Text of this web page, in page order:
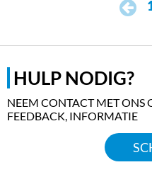
HULP NODIG?
NEEM CONTACT MET ONS
FEEDBACK, INFORMATIE